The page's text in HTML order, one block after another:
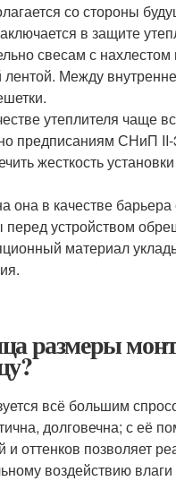
со стороны
в защите
свесам с
Между
утеплителя чаще
предписаниям СНиП
жесткость
она в качестве
устройством
материал
размеры
всё большим
долговечна; с
и оттенков позволяет
воздействию